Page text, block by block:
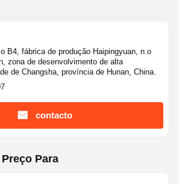
B4, fábrica de produção Haipingyuan, n.o
zona de desenvolvimento de alta
de Changsha, província de Hunan, China.
contacto
Para